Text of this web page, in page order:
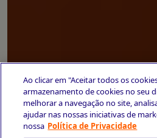
Ao clicar em "Aceitar todos os
armazenamento de cookies no seu
melhorar a navegação no site,
ajudar nas nossas iniciativas de
nossa Política de Privacidade